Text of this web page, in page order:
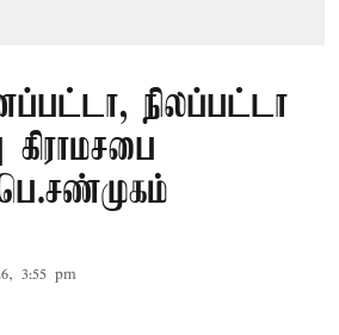
நிலப்பட்டா
கிராமசபை
3:55 pm